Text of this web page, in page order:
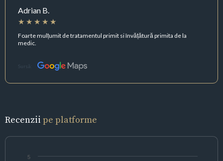
Adrian B.
Foarte mulțumit de tratamentul primit si învățătură primita de la
medic.
Sursă:
Recenzii pe platforme
5